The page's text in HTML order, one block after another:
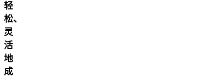
轻
松、
灵
活
地
成